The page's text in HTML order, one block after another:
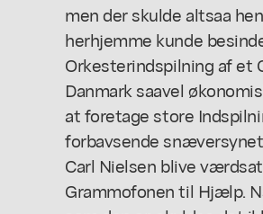
men der skulde altsaa
herhjemme kunde
Orkesterindspilning af et
Danmark saavel
at foretage store
forbavsende
Carl Nielsen blive
Grammofonen til Hjælp.